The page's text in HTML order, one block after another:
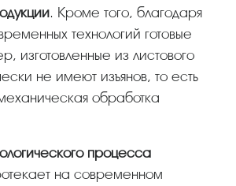
. Кроме того, благодаря
технологий готовые
изготовленные из листового
не имеют изъянов, то есть
обработка
процесса
на современном